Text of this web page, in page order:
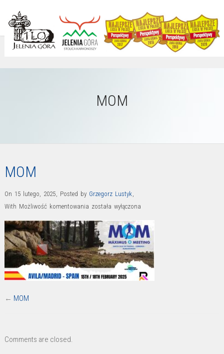
MOM
MOM
On 15 lutego, 2025, Posted by Grzegorz Lustyk,
With Możliwość komentowania MOM
została wyłączona
← MOM
Comments are closed.